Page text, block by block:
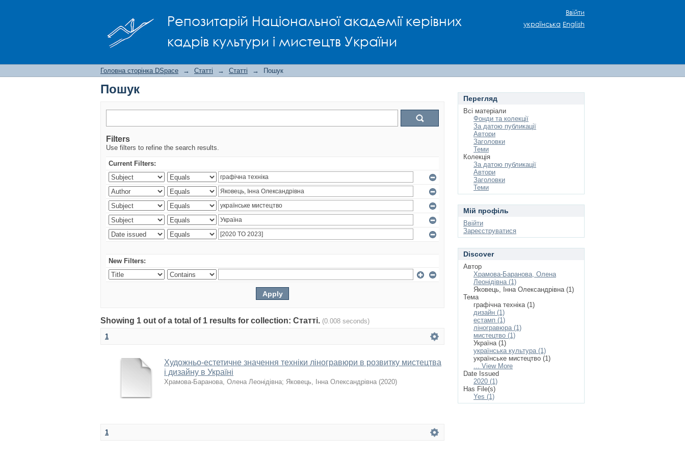
Репозитарій Національної академії керівних
кадрів культури і мистецтв України
Ввійти
українська English
Головна сторінка DSpace → Статті → Статті → Пошук
Пошук
Filters
Use filters to refine the search results.
Current Filters:
New Filters:
Showing 1 out of a total of 1 results for collection: Статті. (0.008 seconds)
1
Художньо-естетичне значення техніки ліногравюри в розвитку мистецтва
і дизайну в Україні
Храмова-Баранова, Олена Леонідівна; Яковець, Інна Олександрівна (2020)
1
Перегляд
Всі матеріали
Фонди та колекції
За датою публикації
Автори
Заголовки
Теми
Колекція
За датою публикації
Автори
Заголовки
Теми
Мій профіль
Ввійти
Зареєструватися
Discover
Автор
Храмова-Баранова, Олена
Леонідівна (1)
Яковець, Інна Олександрівна (1)
Тема
графічна техніка (1)
дизайн (1)
естамп (1)
ліногравюра (1)
мистецтво (1)
Україна (1)
українська культура (1)
українське мистецтво (1)
... View More
Date Issued
2020 (1)
Has File(s)
Yes (1)